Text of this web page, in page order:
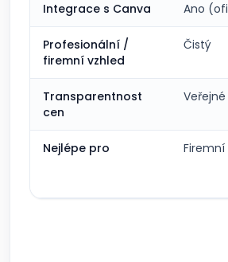
Integrace s Canva Ano
Profesionální /
firemní vzhled
Čistý
Transparentnost
cen
Veřejné
Nejlépe pro